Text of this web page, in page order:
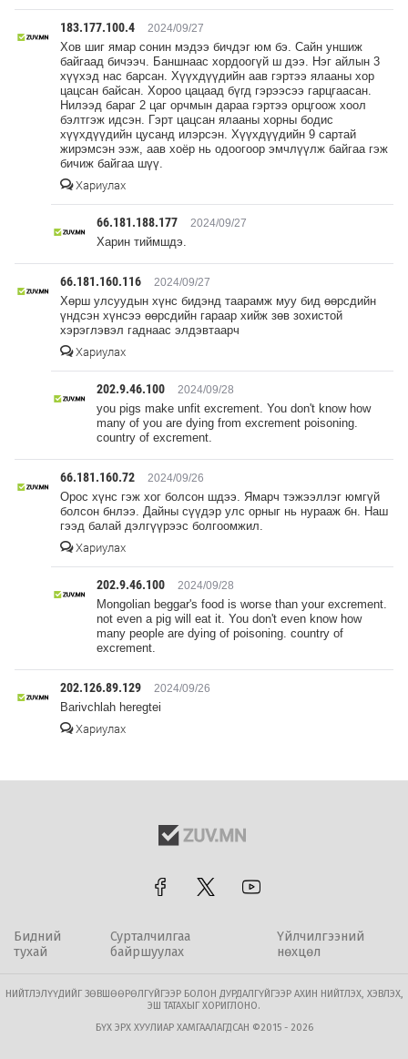
183.177.100.4 2024/09/27
Хов шиг ямар сонин мэдээ бичдэг юм бэ. Сайн уншиж
байгаад бичээч. Баншнаас хордоогүй ш дээ. Нэг айлын 3
хүүхэд нас барсан. Хүүхдүүдийн аав гэртээ ялааны хор
цацсан байсан. Хороо цацаад бүгд гэрээсээ гарцгаасан.
Нилээд бараг 2 цаг орчмын дараа гэртээ орцгоож хоол
бэлтгэж идсэн. Гэрт цацсан ялааны хорны бодис
хүүхдүүдийн цусанд илэрсэн. Хүүхдүүдийн 9 сартай
жирэмсэн ээж, аав хоёр нь одоогоор эмчлүүлж байгаа гэж
бичиж байгаа шүү.
Хариулах
66.181.188.177 2024/09/27
Харин тиймшдэ.
66.181.160.116 2024/09/27
Хөрш улсуудын хүнс бидэнд таарамж муу бид өөрсдийн
үндсэн хүнсээ өөрсдийн гараар хийж зөв зохистой
хэрэглэвэл гаднаас элдэвтаарч
Хариулах
202.9.46.100 2024/09/28
you pigs make unfit excrement. You don't know how
many of you are dying from excrement poisoning.
country of excrement.
66.181.160.72 2024/09/26
Орос хүнс гэж хог болсон шдээ. Ямарч тэжээллэг юмгүй
болсон бнлээ. Дайны сүүдэр улс орныг нь нурааж бн. Наш
гээд балай дэлгүүрээс болгоомжил.
Хариулах
202.9.46.100 2024/09/28
Mongolian beggar's food is worse than your excrement.
not even a pig will eat it. You don't even know how
many people are dying of poisoning. country of
excrement.
202.126.89.129 2024/09/26
Barivchlah heregtei
Хариулах
Бидний
тухай
Сурталчилгаа
байршуулах
Үйлчилгээний
нөхцөл
НИЙТЛЭЛҮҮДИЙГ ЗӨВШӨӨРӨЛГҮЙГЭЭР БОЛОН ДУРДАЛГҮЙГЭЭР АХИН НИЙТЛЭХ, ХЭВЛЭХ,
ЭШ ТАТАХЫГ ХОРИГЛОНО.
БҮХ ЭРХ ХУУЛИАР ХАМГААЛАГДСАН ©2015 - 2026